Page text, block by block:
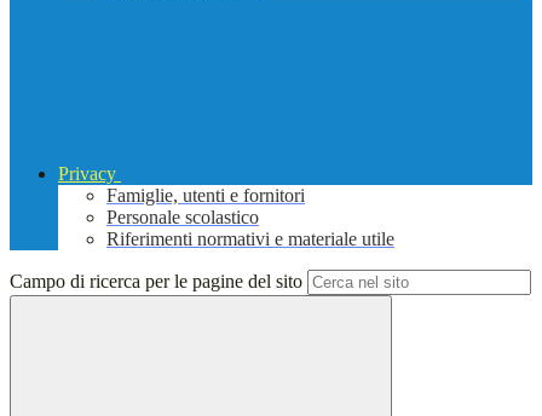
Privacy
Famiglie, utenti e fornitori
Personale scolastico
Riferimenti normativi e materiale utile
Campo di ricerca per le pagine del sito